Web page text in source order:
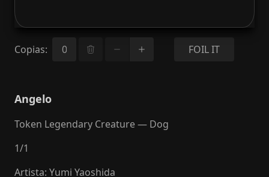
Copias: FOIL IT
Angelo
Token Legendary Creature — Dog
1/1
Artista: Yumi Yaoshida